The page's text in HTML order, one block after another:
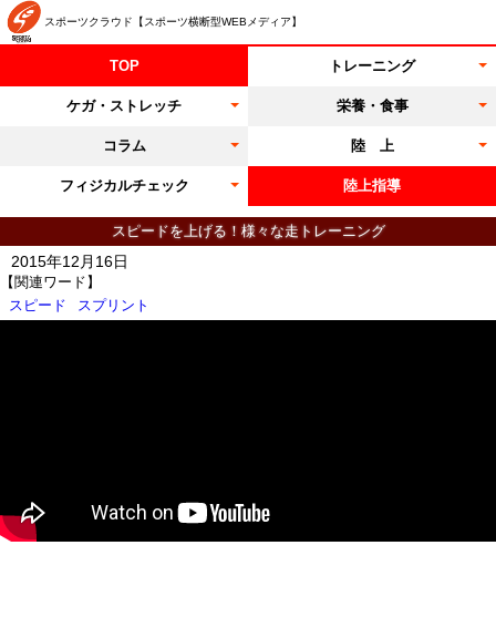
スポーツクラウド【スポーツ横断型WEBメディア】
TOP トレーニング
ケガ・ストレッチ 栄養・食事
コラム 陸 上
フィジカルチェック 陸上指導
スピードを上げる！様々な走トレーニング
【関連ワード】
スピード
スプリント
2015年12月16日